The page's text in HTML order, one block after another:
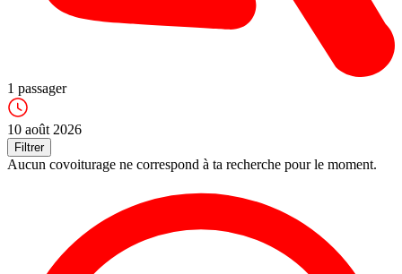
1 passager
10 août 2026
Filtrer
Aucun covoiturage ne correspond à ta recherche pour le moment.